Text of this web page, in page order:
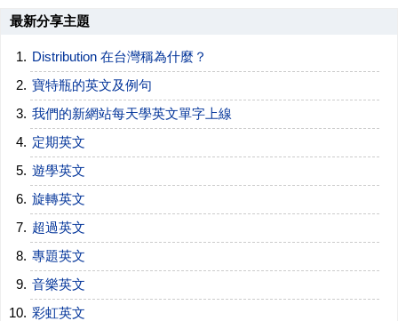
最新分享主題
Distribution 在台灣稱為什麼？
寶特瓶的英文及例句
我們的新網站每天學英文單字上線
定期英文
遊學英文
旋轉英文
超過英文
專題英文
音樂英文
彩虹英文